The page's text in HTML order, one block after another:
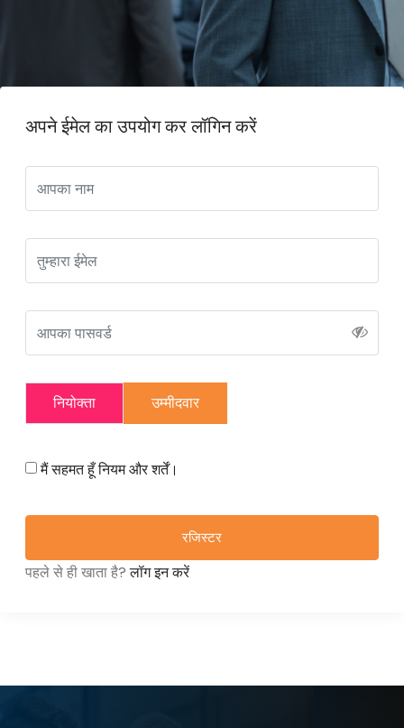
अपने ईमेल का उपयोग कर लॉगिन करें
नियोक्ता उम्मीदवार
मैं सहमत हूँनियम और शर्तें।
रजिस्टर
पहले से ही खाता है?लॉग इन करें